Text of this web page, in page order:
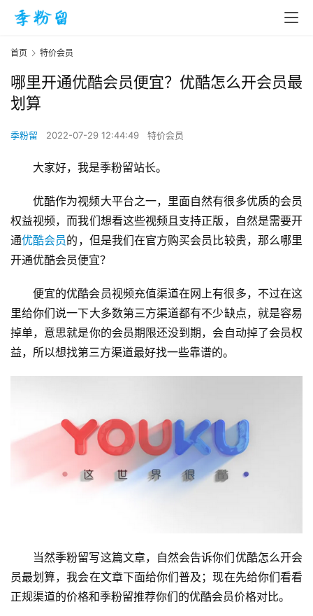
首页 特价会员
哪里开通优酷会员便宜？优酷怎么开会员最
划算
季粉留 2022-07-29 12:44:49 特价会员
大家好，我是季粉留站长。
优酷作为视频大平台之一，里面自然有很多优质的会员
权益视频，而我们想看这些视频且支持正版，自然是需要开
通优酷会员的，但是我们在官方购买会员比较贵，那么哪里
开通优酷会员便宜？
便宜的优酷会员视频充值渠道在网上有很多，不过在这
里给你们说一下大多数第三方渠道都有不少缺点，就是容易
掉单，意思就是你的会员期限还没到期，会自动掉了会员权
益，所以想找第三方渠道最好找一些靠谱的。
当然季粉留写这篇文章，自然会告诉你们优酷怎么开会
员最划算，我会在文章下面给你们普及；现在先给你们看看
正规渠道的价格和季粉留推荐你们的优酷会员价格对比。